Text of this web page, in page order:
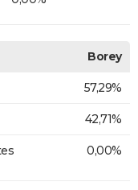
Borey
57,29%
42,71%
0,00%